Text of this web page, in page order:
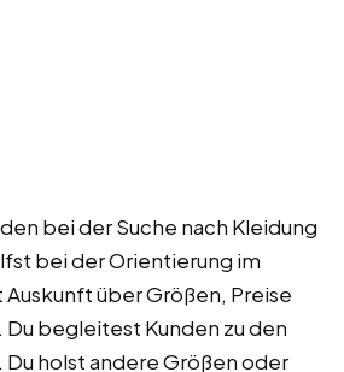
bei der Suche nach Kleidung
bei der Orientierung im
über Größen, Preise
begleitest Kunden zu den
holst andere Größen oder